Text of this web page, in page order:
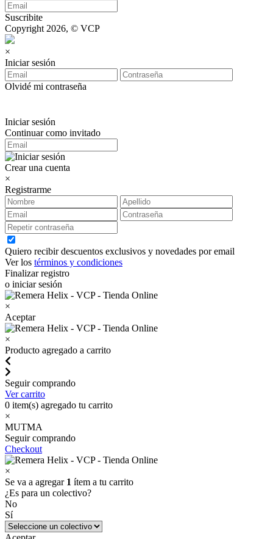
Suscribite
Copyright 2026, © VCP
×
Iniciar sesión
Olvidé mi contraseña
Iniciar sesión
Continuar como invitado
Crear una cuenta
×
Registrarme
Quiero recibir descuentos exclusivos y novedades por email
Ver los términos y condiciones
Finalizar registro
o iniciar sesión
×
Aceptar
×
Producto agregado a carrito
Seguir comprando
Ver carrito
0 item(s) agregado tu carrito
×
MUTMA
Seguir comprando
Checkout
×
Se va a agregar 1 ítem a tu carrito
¿Es para un colectivo?
No
Sí